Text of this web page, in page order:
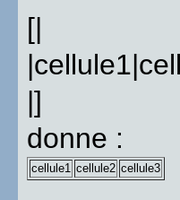
[|
|]
donne :
cellule1 cellule2 cellule3